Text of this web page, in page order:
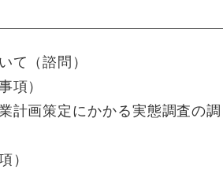
て（諮問）
項）
計画策定にかかる実態調査の調
）